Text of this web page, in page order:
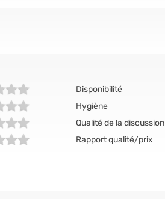
Disponibilité
Hygiène
Qualité de la discussion
Rapport qualité/prix